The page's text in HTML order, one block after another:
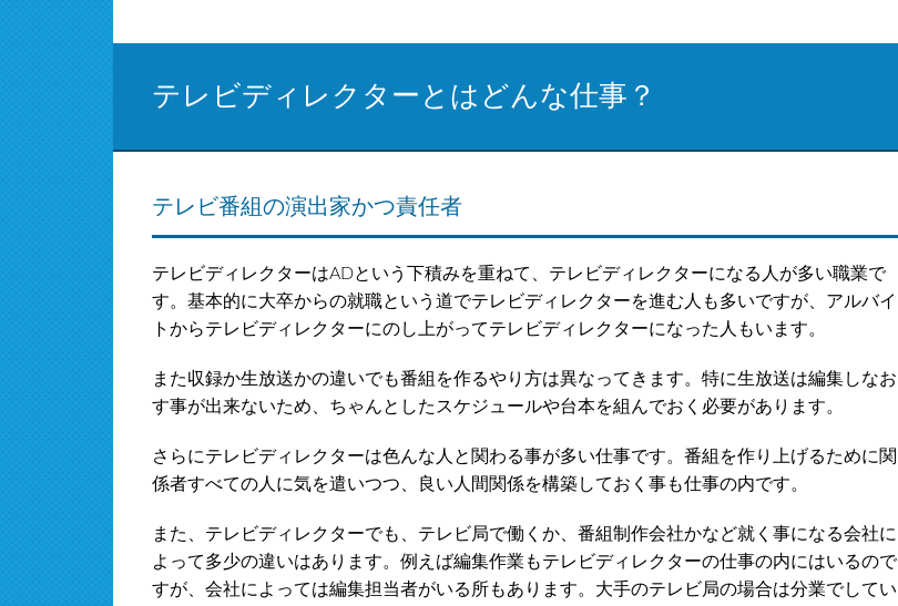
テレビディレクターとはどんな仕事？
テレビ番組の演出家かつ責任者
テレビディレクターはADという下積みを重ねて、テレビディレクターになる人が多い職業で
す。基本的に大卒からの就職という道でテレビディレクターを進む人も多いですが、アルバイ
トからテレビディレクターにのし上がってテレビディレクターになった人もいます。
また収録か生放送かの違いでも番組を作るやり方は異なってきます。特に生放送は編集しなお
す事が出来ないため、ちゃんとしたスケジュールや台本を組んでおく必要があります。
さらにテレビディレクターは色んな人と関わる事が多い仕事です。番組を作り上げるために関
係者すべての人に気を遣いつつ、良い人間関係を構築しておく事も仕事の内です。
また、テレビディレクターでも、テレビ局で働くか、番組制作会社かなど就く事になる会社に
よって多少の違いはあります。例えば編集作業もテレビディレクターの仕事の内にはいるので
すが、会社によっては編集担当者がいる所もあります。大手のテレビ局の場合は分業でしてい